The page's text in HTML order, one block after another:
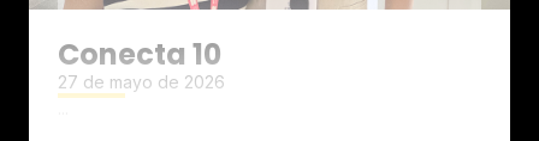
Conecta 10
27 de mayo de 2026